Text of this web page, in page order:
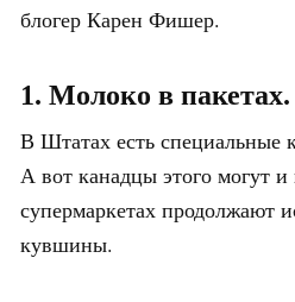
блогер Карен Фишер.
1. Молоко в пакетах.
В Штатах есть специальные
А вот канадцы этого могут и
супермаркетах продолжают
кувшины.